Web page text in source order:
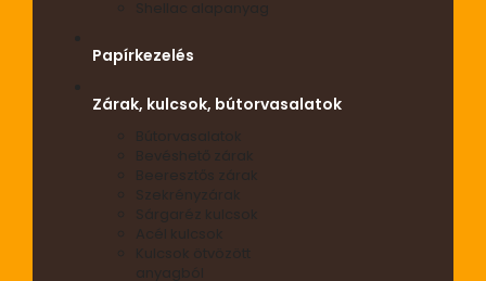
Papírkezelés
Zárak, kulcsok, bútorvasalatok
Bútorvasalatok
Bevéshető zárak
Beeresztős zárak
Szekrényzárak
Sárgaréz kulcsok
Acél kulcsok
Kulcsok ötvözött